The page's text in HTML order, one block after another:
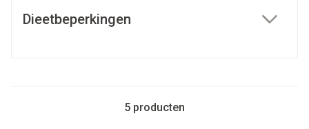
Dieetbeperkingen
5 producten